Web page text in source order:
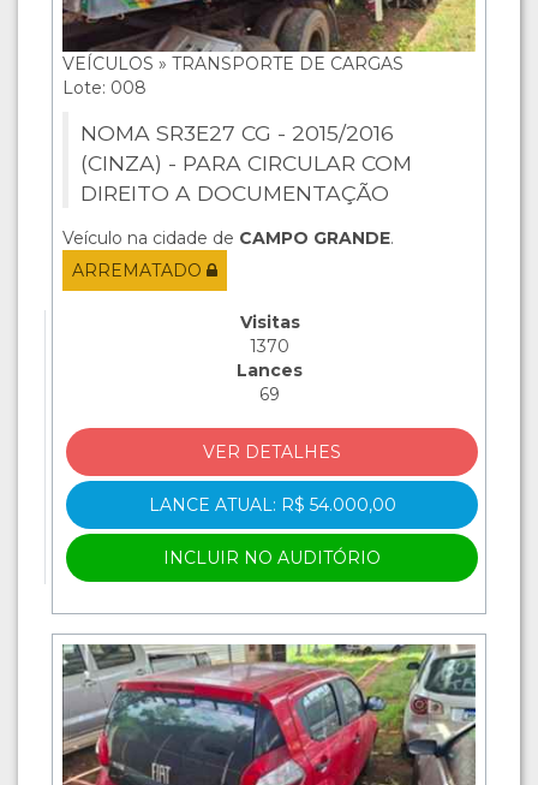
VEÍCULOS » TRANSPORTE DE CARGAS
Lote: 008
NOMA SR3E27 CG - 2015/2016
(CINZA) - PARA CIRCULAR COM
DIREITO A DOCUMENTAÇÃO
Veículo na cidade de CAMPO GRANDE.
ARREMATADO
Visitas
1370
Lances
69
VER DETALHES
LANCE ATUAL: R$ 54.000,00
INCLUIR NO AUDITÓRIO